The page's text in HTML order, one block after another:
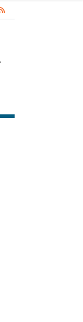
DISCOVER